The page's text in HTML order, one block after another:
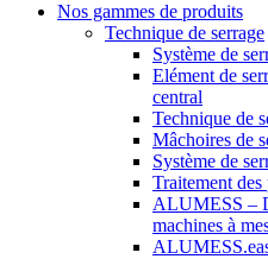
Nos gammes de produits
Technique de serrage
Système de
Elément de
central
Technique de
Mâchoires de
Système de
Traitement
ALUMESS –
machines à